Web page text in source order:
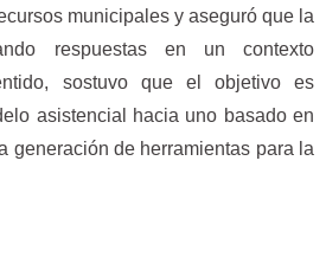
municipales y aseguró que la
respuestas en un contexto
sostuvo que el objetivo es
asistencial hacia uno basado en
generación de herramientas para la